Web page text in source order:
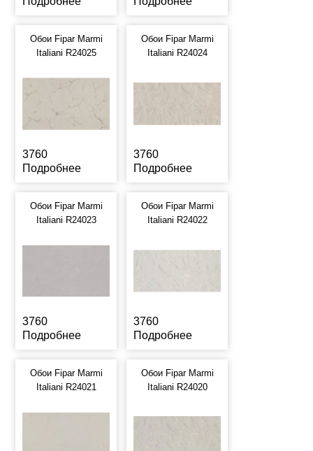
Обои Fipar Marmi
Italiani R24025
3760
Подробнее
Обои Fipar Marmi
Italiani R24024
3760
Подробнее
Обои Fipar Marmi
Italiani R24023
3760
Подробнее
Обои Fipar Marmi
Italiani R24022
3760
Подробнее
Обои Fipar Marmi
Italiani R24021
Обои Fipar Marmi
Italiani R24020